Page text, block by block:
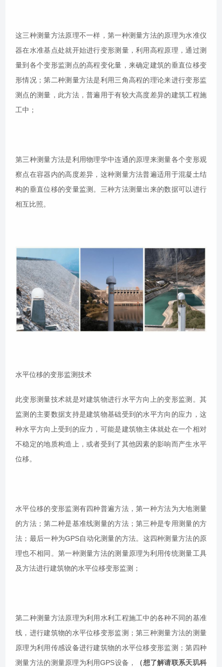
这三种测量方法原理不一样，第一种测量方法的原理为水准仪
器在水准基点处就开始进行变形测量，利用高程原理，通过测
量到各个变形监测点的高程变化量，来确定建筑的垂直位移变
形情况；第二种测量方法是利用三角高程的理论来进行变形监
测点的测量，此方法，普遍用于有较大高度差异的建筑工程施
工中；
第三种测量方法是利用物理学中连通的原理来测量各个变形观
察点在容器内的高度差异，这种测量方法普遍适用于混凝土结
构的垂直位移的变量监测。三种方法测量出来的数据可以进行
相互比照。
水平位移的变形监测技术
此变形测量技术就是对建筑物进行水平方向上的变形监测。其
监测的主要数据支持是建筑物基础受到的水平方向的应力，这
种水平方向上受到的应力，可能是建筑物主体就处在一个相对
不稳定的地质构造上，或者受到了其他因素的影响而产生水平
位移。
水平位移的变形监测有四种普遍方法，第一种方法为大地测量
的方法；第二种是基准线测量的方法；第三种是专用测量的方
法；最后一种为GPS自动化测量的方法。这四种测量方法的原
理也不相同。第一种测量方法的测量原理为利用传统测量工具
及方法进行建筑物的水平位移变形监测；
第二种测量方法原理为利用水利工程施工中的各种不同的基准
线，进行建筑物的水平位移变形监测；第三种测量方法的测量
原理为利用传感设备进行建筑物的水平位移变形监测；第四种
测量方法的测量原理为利用GPS设备，
（想了解请联系天玑科